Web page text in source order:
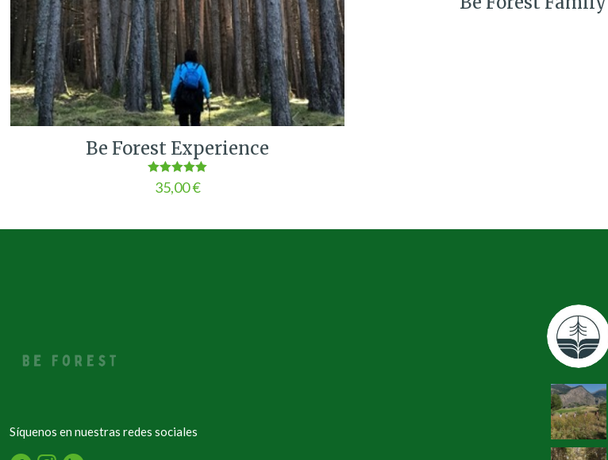
Be Forest Experience
Valorado en
5.00
35,00€
Síquenos en nuestras redes sociales